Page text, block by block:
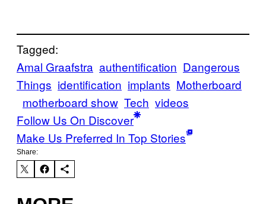
Tagged:
Amal Graafstra authentification Dangerous
Things identification implants Motherboard
motherboard show Tech videos
Follow Us On Discover
Make Us Preferred In Top Stories
Share: